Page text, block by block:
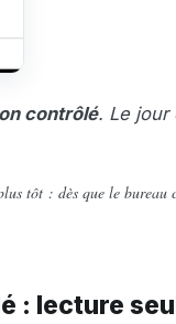
contrôlé. Le jour
tôt : dès que le
: lecture